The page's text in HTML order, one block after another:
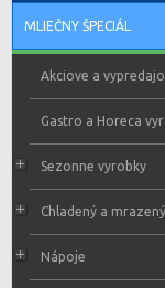
MLIEČNY ŠPECIÁL
Akciove a
Gastro a Horeca
Sezonne vyrobky
Chladený a
Nápoje